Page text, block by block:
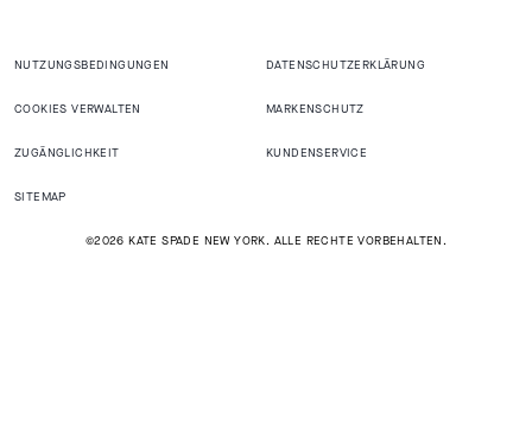
NUTZUNGSBEDINGUNGEN DATENSCHUTZERKLÄRUNG
COOKIES VERWALTEN MARKENSCHUTZ
ZUGÄNGLICHKEIT KUNDENSERVICE
SITEMAP
©2026 KATE SPADE NEW YORK. ALLE RECHTE VORBEHALTEN.